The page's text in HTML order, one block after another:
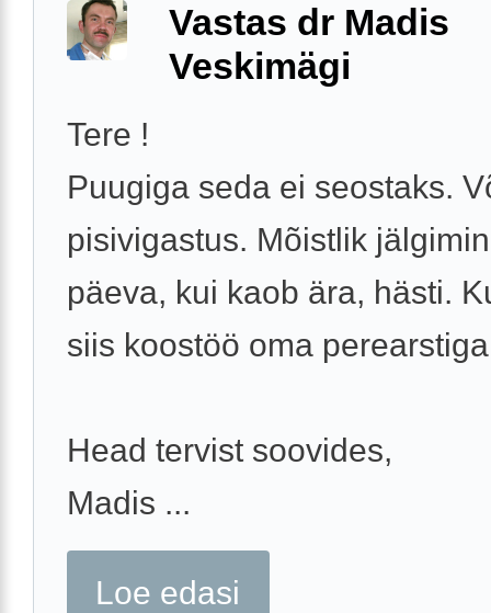
Vastas dr Madis
Veskimägi
Tere !
Puugiga seda ei seostaks.
pisivigastus. Mõistlik
päeva, kui kaob ära, hästi.
siis koostöö oma
Head tervist soovides,
Madis ...
Loe edasi